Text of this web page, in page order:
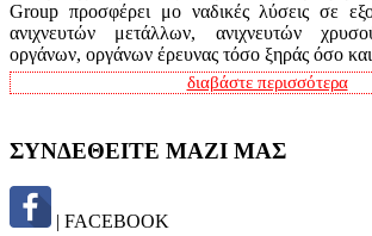
Group προσφέρει μο ναδικές λύσεις σε
ανιχνευτών μετάλλων, ανιχνευτών
οργάνων, οργάνων έρευνας τόσο ξηράς όσο
διαβάστε περισσότερα
ΣΥΝΔΕΘΕΙΤΕ ΜΑΖΙ ΜΑΣ
| FACEBOOK